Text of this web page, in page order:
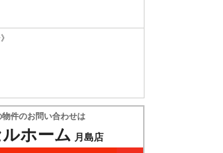
物件のお問い合わせは
ホーム 月島店